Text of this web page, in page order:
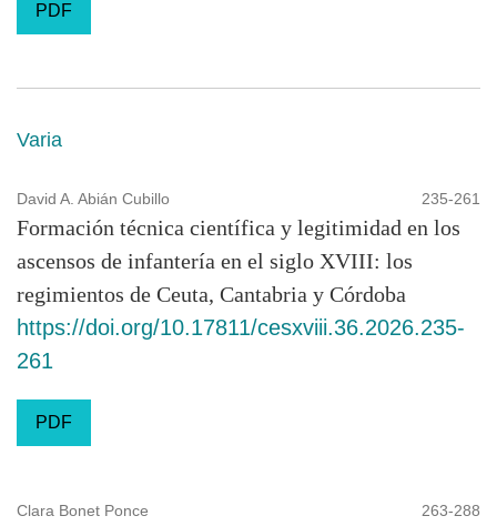
PDF
Varia
David A. Abián Cubillo 235-261
Formación técnica científica y legitimidad en los
ascensos de infantería en el siglo XVIII: los
regimientos de Ceuta, Cantabria y Córdoba
https://doi.org/10.17811/cesxviii.36.2026.235-
261
PDF
Clara Bonet Ponce 263-288